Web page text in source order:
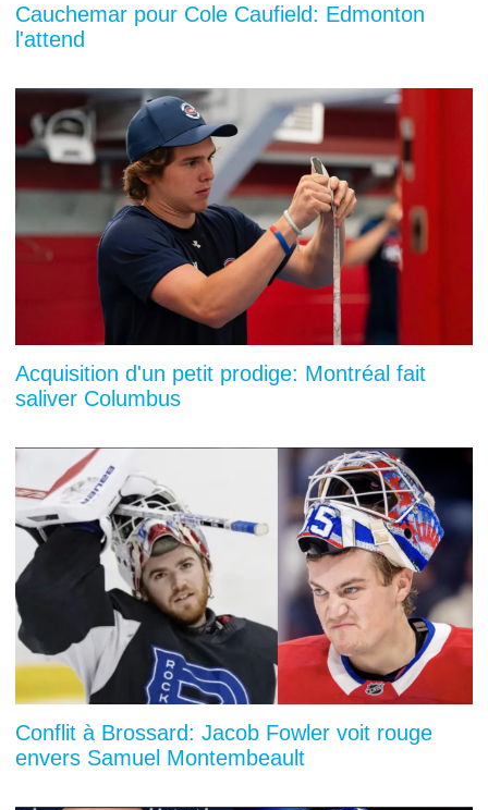
Cauchemar pour Cole Caufield: Edmonton
l'attend
Acquisition d'un petit prodige: Montréal fait
saliver Columbus
Conflit à Brossard: Jacob Fowler voit rouge
envers Samuel Montembeault